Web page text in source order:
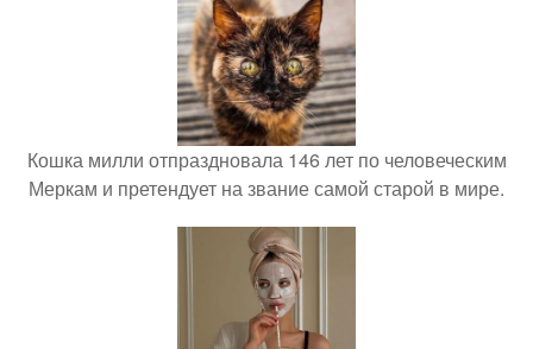
Кошка милли отпраздновала 146 лет по человеческим
Меркам и претендует на звание самой старой в мире.